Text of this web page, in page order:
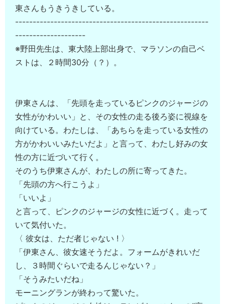
東さんもうきうきしている。
-------------------------------------------------------
--------------------
※野田先生は、東大陸上部出身で、マラソンの自己ベ
ストは、２時間30分（？）。
伊東さんは、「先頭を走っているピンクのジャージの
女性がかわいい」と、その女性の走る後ろ姿に視線を
向けている。わたしは、「あちらを走っている女性の
方がかわいいみたいだよ」と言って、わたし好みの女
性の方に近づいて行く。
そのうち伊東さんが、わたしの所に寄ってきた。
「先頭の方へ行こうよ」
「いいよ」
と言って、ピンクのジャージの女性に近づく。走って
いて気付いた。
〈 彼女は、ただ者じゃない ! 〉
「伊東さん、彼女速そうだよ。フォームがきれいだ
し、３時間ぐらいで走るんじゃない？」
「そうみたいだね」
モーニングランが終わって驚いた。